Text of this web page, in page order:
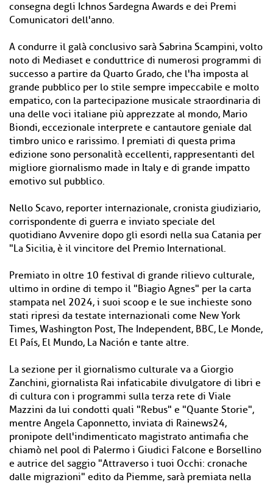
consegna degli Ichnos Sardegna Awards e dei Premi
Comunicatori dell'anno.
A condurre il galà conclusivo sarà Sabrina Scampini, volto
noto di Mediaset e conduttrice di numerosi programmi di
successo a partire da Quarto Grado, che l'ha imposta al
grande pubblico per lo stile sempre impeccabile e molto
empatico, con la partecipazione musicale straordinaria di
una delle voci italiane più apprezzate al mondo, Mario
Biondi, eccezionale interprete e cantautore geniale dal
timbro unico e rarissimo. I premiati di questa prima
edizione sono personalità eccellenti, rappresentanti del
migliore giornalismo made in Italy e di grande impatto
emotivo sul pubblico.
Nello Scavo, reporter internazionale, cronista giudiziario,
corrispondente di guerra e inviato speciale del
quotidiano Avvenire dopo gli esordi nella sua Catania per
"La Sicilia, è il vincitore del Premio International.
Premiato in oltre 10 festival di grande rilievo culturale,
ultimo in ordine di tempo il "Biagio Agnes" per la carta
stampata nel 2024, i suoi scoop e le sue inchieste sono
stati ripresi da testate internazionali come New York
Times, Washington Post, The Independent, BBC, Le Monde,
El País, El Mundo, La Nación e tante altre.
La sezione per il giornalismo culturale va a Giorgio
Zanchini, giornalista Rai infaticabile divulgatore di libri e
di cultura con i programmi sulla terza rete di Viale
Mazzini da lui condotti quali "Rebus" e "Quante Storie",
mentre Angela Caponnetto, inviata di Rainews24,
pronipote dell'indimenticato magistrato antimafia che
chiamò nel pool di Palermo i Giudici Falcone e Borsellino
e autrice del saggio "Attraverso i tuoi Occhi: cronache
dalle migrazioni" edito da Piemme, sarà premiata nella